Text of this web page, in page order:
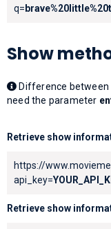
q=
Show
Difference
need the parameter
Retrieve show
https://
api_key=
Retrieve show